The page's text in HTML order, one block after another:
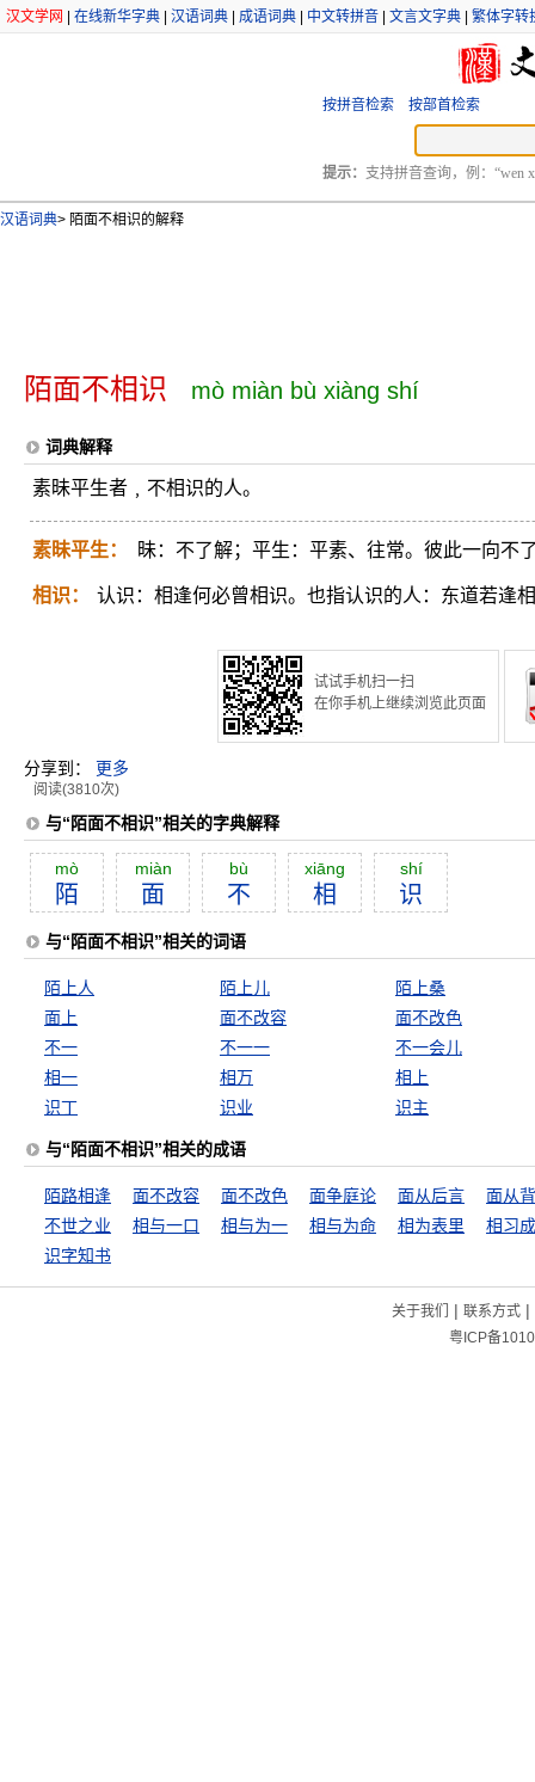
汉文学网 在线新华字典 汉语词典 成语词典 中文转拼音 文言文字典 繁体字转
按拼音检索 按部首检索
提示： 支持拼音查询，例：“wen
汉语词典> 陌面不相识的解释
陌面不相识 mò miàn bù xiàng shí
词典解释
素昧平生者﹐不相识的人。
素昧平生： 昧：不了解；平生：平素、往常。彼此一向不
相识： 认识：相逢何必曾相识。也指认识的人：东道若逢
试试手机扫一扫
在你手机上继续浏览此页面
分享到： 更多
阅读(3810次)
与“陌面不相识”相关的字典解释
mò
陌
miàn
面
bù
不
xiāng
相
shí
识
与“陌面不相识”相关的词语
陌上人 陌上儿
陌上桑
面上
面不改容
面不改色
不一
不一一
不一会儿
相一
相万
相上
识丁
识业 识主
与“陌面不相识”相关的成语
陌路相逢 面不改容 面不改色 面争庭论 面从后言
面从
不世之业
相与一口 相与为一 相与为命 相为表里
相习
识字知书
关于我们 | 联系方式|
粤ICP备